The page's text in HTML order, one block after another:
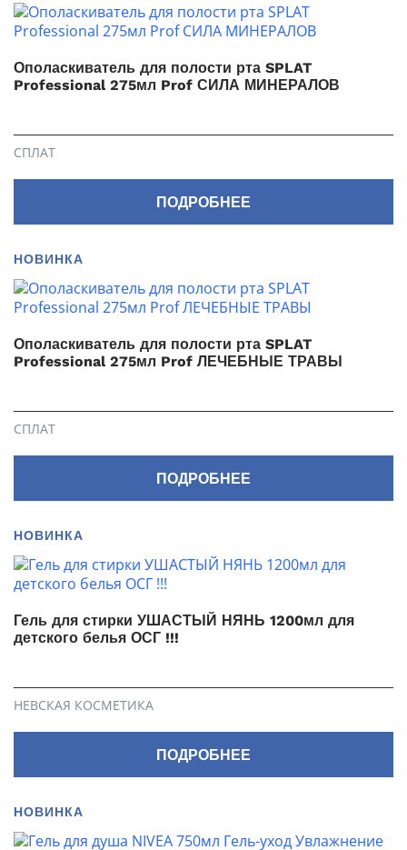
Ополаскиватель для полости рта SPLAT
Professional 275мл Prof СИЛА МИНЕРАЛОВ
СПЛАТ
ПОДРОБНЕЕ
НОВИНКА
Ополаскиватель для полости рта SPLAT
Professional 275мл Prof ЛЕЧЕБНЫЕ ТРАВЫ
СПЛАТ
ПОДРОБНЕЕ
НОВИНКА
Гель для стирки УШАСТЫЙ НЯНЬ 1200мл для
детского белья ОСГ !!!
НЕВСКАЯ КОСМЕТИКА
ПОДРОБНЕЕ
НОВИНКА